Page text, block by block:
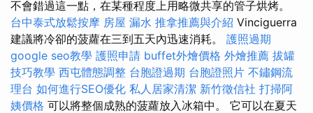
不會錯過這一點，在某種程度上用略微共享的管子烘烤。
台中泰式放鬆按摩 房屋 漏水 推拿推薦與介紹 Vinciguerra
建議將冷卻的菠蘿在三到五天內迅速消耗。 護照過期
google seo教學 護照申請 buffet外燴價格 外燴推薦 拔罐
技巧教學 西屯體態調整 台胞證過期 台胞證照片 不鏽鋼流
理台 如何進行SEO優化 私人居家清潔 新竹徵信社 打掃阿
姨價格 可以將整個成熟的菠蘿放入冰箱中。 它可以在夏天